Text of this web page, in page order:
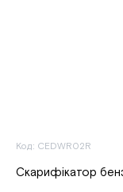
Код: CEDWR02R
Скарифікатор